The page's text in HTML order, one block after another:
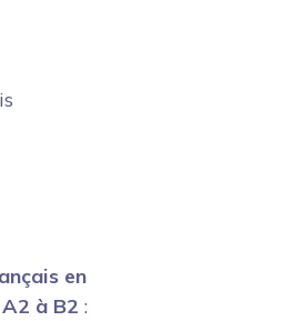
en
à B2 :